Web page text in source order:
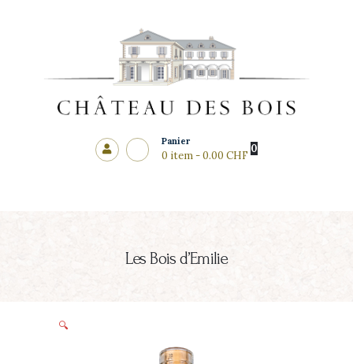
Panier
0 item-0.00 CHF
0
Les Bois d’Emilie
CHÂTEAU DES BOIS
🔍